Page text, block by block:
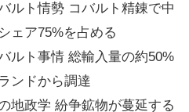
ルト情勢 コバルト精錬で中
ェア75%を占める
ルト事情 総輸入量の約50%
ンドから調達
地政学 紛争鉱物が蔓延する